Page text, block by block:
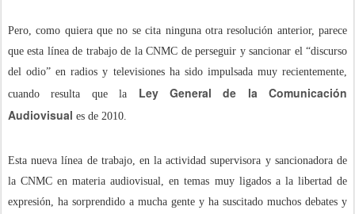
Pero, como quiera que no se cita ninguna otra resolución anterior, parece
que esta línea de trabajo de la CNMC de perseguir y sancionar el “discurso
del odio” en radios y televisiones ha sido impulsada muy recientemente,
cuando resulta que la Ley General de la Comunicación
Audiovisual es de 2010.
Esta nueva línea de trabajo, en la actividad supervisora y sancionadora de
la CNMC en materia audiovisual, en temas muy ligados a la libertad de
expresión, ha sorprendido a mucha gente y ha suscitado muchos debates y